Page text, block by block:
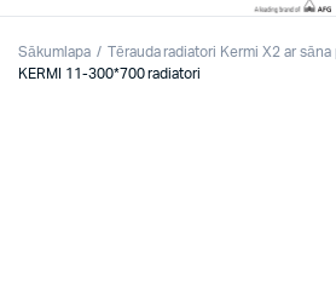
Sākumlapa
Tērauda radiatori Kermi X2 ar sāna
KERMI 11-300*700 radiatori